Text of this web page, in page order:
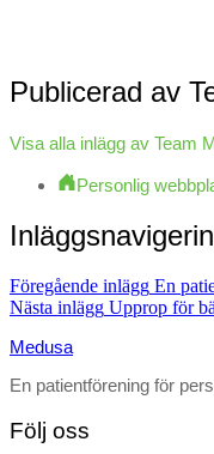
Publicerad av
Visa alla inlägg av Team
Personlig
Föregående inlägg En
Nästa inlägg Upprop för
Medusa
En patientförening för
Följ oss